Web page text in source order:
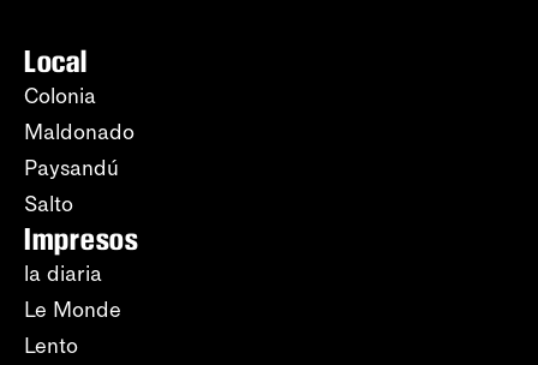
Local
Colonia
Maldonado
Paysandú
Salto
Impresos
la diaria
Le Monde
Lento